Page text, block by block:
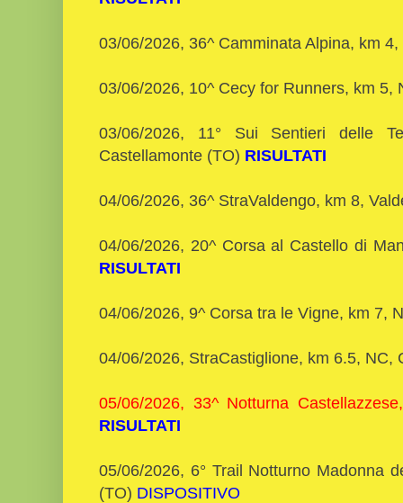
03/06/2026, 36^ Camminata Alpina, km
03/06/2026, 10^ Cecy for Runners, km 5,
03/06/2026, 11° Sui Sentieri delle
Castellamonte (TO) RISULTATI
04/06/2026, 36^ StraValdengo, km 8,
04/06/2026, 20^ Corsa al Castello di
RISULTATI
04/06/2026, 9^ Corsa tra le Vigne, km 7,
04/06/2026, StraCastiglione, km 6.5, NC,
05/06/2026, 33^ Notturna
RISULTATI
05/06/2026, 6° Trail Notturno Madonna
(TO) DISPOSITIVO